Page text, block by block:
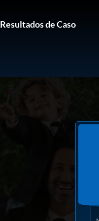
Resultados de Caso